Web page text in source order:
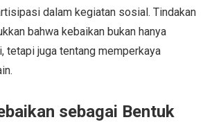
dalam kegiatan sosial. Tindakan
bahwa kebaikan bukan hanya
tetapi juga tentang memperkaya
sebagai Bentuk